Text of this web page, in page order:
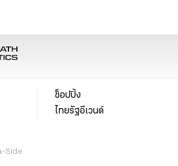
Side
ช็อปปิ้ง
ไทยรัฐอีเวนต์